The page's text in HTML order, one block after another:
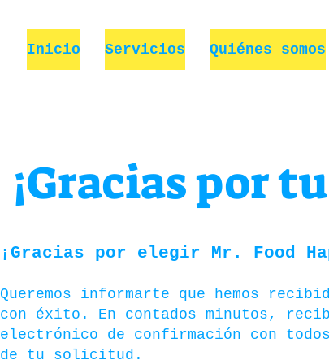
Inicio Servicios Quiénes somos
¡Gracias por
¡Gracias por elegir Mr. Food
Queremos informarte que hemos
con éxito. En contados minutos,
electrónico de confirmación con
de tu solicitud.